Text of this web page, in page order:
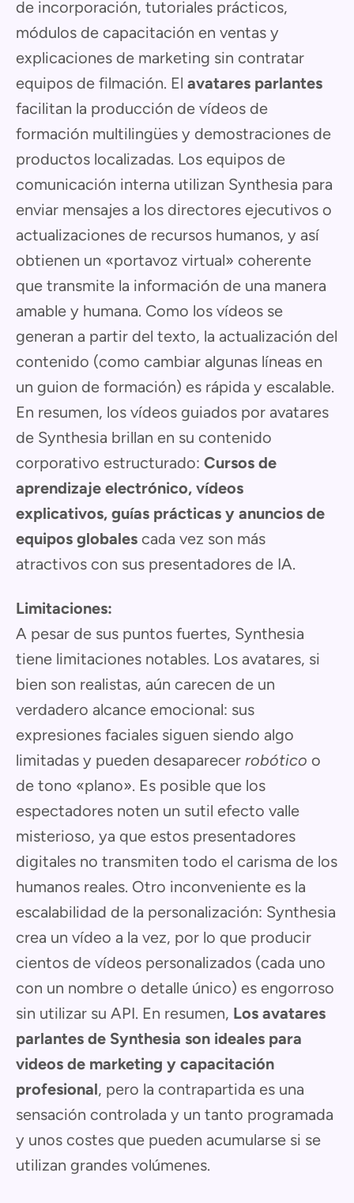
de incorporación, tutoriales prácticos,
módulos de capacitación en ventas y
explicaciones de marketing sin contratar
equipos de filmación. El avatares parlantes
facilitan la producción de vídeos de
formación multilingües y demostraciones de
productos localizadas. Los equipos de
comunicación interna utilizan Synthesia para
enviar mensajes a los directores ejecutivos o
actualizaciones de recursos humanos, y así
obtienen un «portavoz virtual» coherente
que transmite la información de una manera
amable y humana. Como los vídeos se
generan a partir del texto, la actualización del
contenido (como cambiar algunas líneas en
un guion de formación) es rápida y escalable.
En resumen, los vídeos guiados por avatares
de Synthesia brillan en su contenido
corporativo estructurado: Cursos de
aprendizaje electrónico, vídeos
explicativos, guías prácticas y anuncios de
equipos globales cada vez son más
atractivos con sus presentadores de IA.
Limitaciones:
A pesar de sus puntos fuertes, Synthesia
tiene limitaciones notables. Los avatares, si
bien son realistas, aún carecen de un
verdadero alcance emocional: sus
expresiones faciales siguen siendo algo
limitadas y pueden desaparecer robótico o
de tono «plano». Es posible que los
espectadores noten un sutil efecto valle
misterioso, ya que estos presentadores
digitales no transmiten todo el carisma de los
humanos reales. Otro inconveniente es la
escalabilidad de la personalización: Synthesia
crea un vídeo a la vez, por lo que producir
cientos de vídeos personalizados (cada uno
con un nombre o detalle único) es engorroso
sin utilizar su API. En resumen, Los avatares
parlantes de Synthesia son ideales para
videos de marketing y capacitación
profesional, pero la contrapartida es una
sensación controlada y un tanto programada
y unos costes que pueden acumularse si se
utilizan grandes volúmenes.